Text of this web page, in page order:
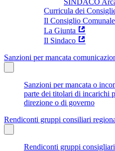
Curricula dei
Il Consiglio Comunale
La Giunta
Il Sindaco
Sanzioni per mancata
Sanzioni per mancata o
parte dei titolari di incarichi
direzione o di governo
Rendiconti gruppi consiliari
Rendiconti gruppi consigliari